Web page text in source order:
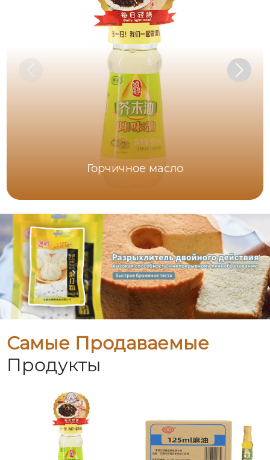
Горчичное масло
Самые Продаваемые
Продукты